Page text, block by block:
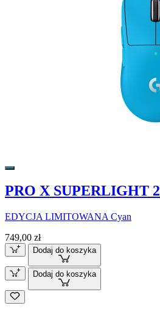
PRO X SUPERLIGHT 2
EDYCJA LIMITOWANA Cyan
749,00 zł
Dodaj do koszyka
Dodaj do koszyka